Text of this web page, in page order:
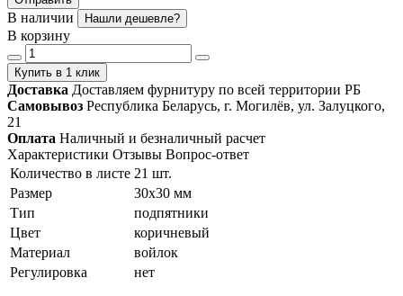
В наличии Нашли дешевле?
В корзину
Купить в 1 клик
Доставка Доставляем фурнитуру по всей территории РБ
Самовывоз Республика Беларусь, г. Могилёв, ул. Залуцкого,
21
Оплата Наличный и безналичный расчет
Характеристики Отзывы Вопрос-ответ
Количество в листе 21 шт.
Размер
30x30 мм
Тип
подпятники
Цвет
коричневый
Материал
войлок
Регулировка
нет